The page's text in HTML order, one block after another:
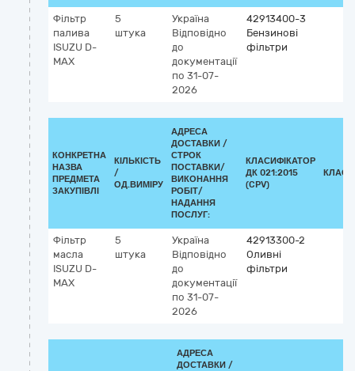
Фільтр
палива
ISUZU D-
MAX
5
штука
Україна
Відповідно
до
документації
по 31-07-
2026
42913400-3
Бензинові
фільтри
КОНКРЕТНА
НАЗВА
ПРЕДМЕТА
ЗАКУПІВЛІ
КІЛЬКІСТЬ
/
ОД.ВИМІРУ
АДРЕСА
ДОСТАВКИ /
СТРОК
ПОСТАВКИ/
ВИКОНАННЯ
РОБІТ/
НАДАННЯ
ПОСЛУГ:
КЛАСИФІКАТОР
ДК 021:2015
(CPV)
Фільтр
масла
ISUZU D-
MAX
5
штука
Україна
Відповідно
до
документації
по 31-07-
2026
42913300-2
Оливні
фільтри
АДРЕСА
ДОСТАВКИ /